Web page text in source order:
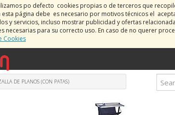
po defecto cookies propias o de terceros que
esta página debe es necesario por motivos técnicos el
y servicios, incluso mostrar publicidad y ofertas
necesarias para su correcto uso. En caso de no querer
Cookies
DE PLANOS (CON PATAS)